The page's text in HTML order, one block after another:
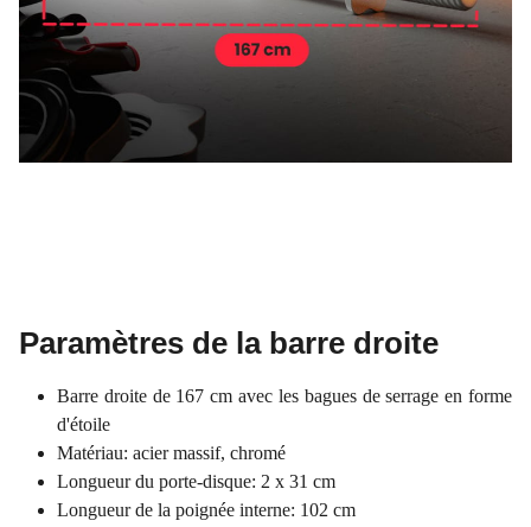
Paramètres de la barre droite
Barre droite de 167 cm avec les bagues de serrage en forme
d'étoile
Matériau: acier massif, chromé
Longueur du porte-disque: 2 x 31 cm
Longueur de la poignée interne: 102 cm